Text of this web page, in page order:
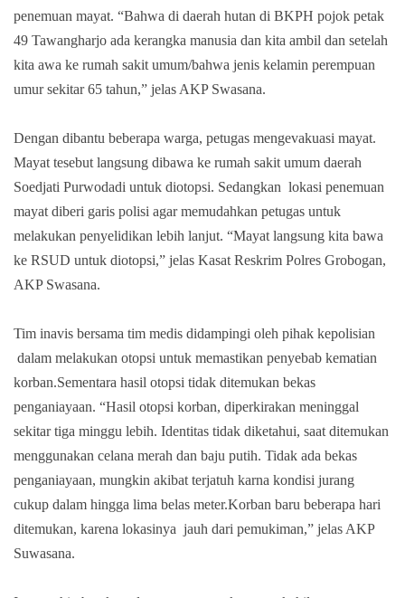
penemuan mayat. “Bahwa di daerah hutan di BKPH pojok petak
49 Tawangharjo ada kerangka manusia dan kita ambil dan setelah
kita awa ke rumah sakit umum/bahwa jenis kelamin perempuan
umur sekitar 65 tahun,” jelas AKP Swasana.
Dengan dibantu beberapa warga, petugas mengevakuasi mayat.
Mayat tesebut langsung dibawa ke rumah sakit umum daerah
Soedjati Purwodadi untuk diotopsi. Sedangkan lokasi penemuan
mayat diberi garis polisi agar memudahkan petugas untuk
melakukan penyelidikan lebih lanjut. “Mayat langsung kita bawa
ke RSUD untuk diotopsi,” jelas Kasat Reskrim Polres Grobogan,
AKP Swasana.
Tim inavis bersama tim medis didampingi oleh pihak kepolisian
dalam melakukan otopsi untuk memastikan penyebab kematian
korban.Sementara hasil otopsi tidak ditemukan bekas
penganiayaan. “Hasil otopsi korban, diperkirakan meninggal
sekitar tiga minggu lebih. Identitas tidak diketahui, saat ditemukan
menggunakan celana merah dan baju putih. Tidak ada bekas
penganiayaan, mungkin akibat terjatuh karna kondisi jurang
cukup dalam hingga lima belas meter.Korban baru beberapa hari
ditemukan, karena lokasinya jauh dari pemukiman,” jelas AKP
Suwasana.